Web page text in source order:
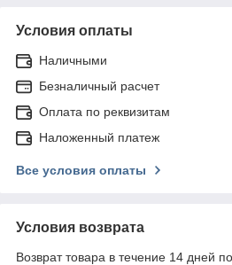
Условия оплаты
Наличными
Безналичный расчет
Оплата по реквизитам
Наложенный платеж
Все условия оплаты
Условия возврата
Возврат товара в течение 14 дней